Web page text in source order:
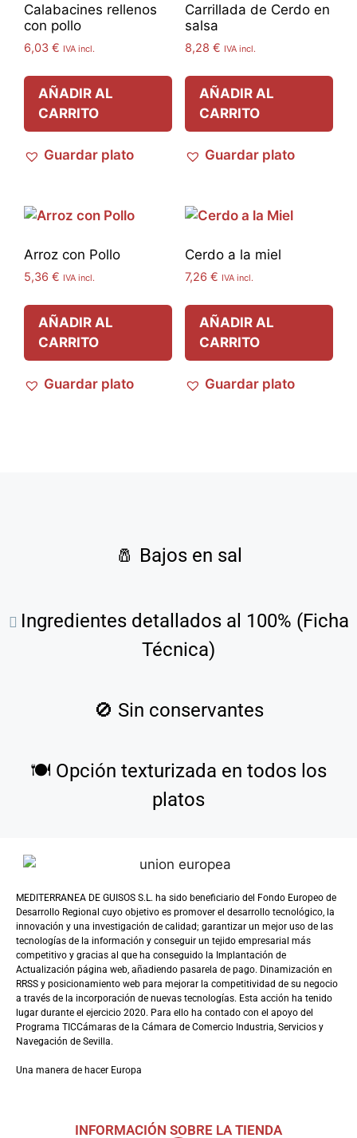
Calabacines rellenos
con pollo
6,03 € IVA incl.
AÑADIR AL
CARRITO
Guardar plato
Carrillada de Cerdo en
salsa
8,28 € IVA incl.
AÑADIR AL
CARRITO
Guardar plato
Arroz con Pollo
5,36 € IVA incl.
AÑADIR AL
CARRITO
Guardar plato
Cerdo a la miel
7,26 € IVA incl.
AÑADIR AL
CARRITO
Guardar plato
🧂 Bajos en sal
Ingredientes detallados al 100% (Ficha
Técnica)
🚫 Sin conservantes
🍽️ Opción texturizada en todos los
platos
MEDITERRANEA DE GUISOS S.L. ha sido beneficiario del Fondo Europeo de
Desarrollo Regional cuyo objetivo es promover el desarrollo tecnológico, la
innovación y una investigación de calidad; garantizar un mejor uso de las
tecnologías de la información y conseguir un tejido empresarial más
competitivo y gracias al que ha conseguido la Implantación de
Actualización página web, añadiendo pasarela de pago. Dinamización en
RRSS y posicionamiento web para mejorar la competitividad de su negocio
a través de la incorporación de nuevas tecnologías. Esta acción ha tenido
lugar durante el ejercicio 2020. Para ello ha contado con el apoyo del
Programa TICCámaras de la Cámara de Comercio Industria, Servicios y
Navegación de Sevilla.
Una manera de hacer Europa
INFORMACIÓN SOBRE LA TIENDA